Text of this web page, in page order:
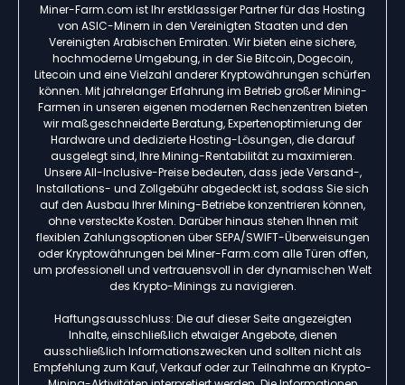
Miner-Farm.com ist Ihr erstklassiger Partner für das Hosting
von ASIC-Minern in den Vereinigten Staaten und den
Vereinigten Arabischen Emiraten. Wir bieten eine sichere,
hochmoderne Umgebung, in der Sie Bitcoin, Dogecoin,
Litecoin und eine Vielzahl anderer Kryptowährungen schürfen
können. Mit jahrelanger Erfahrung im Betrieb großer Mining-
Farmen in unseren eigenen modernen Rechenzentren bieten
wir maßgeschneiderte Beratung, Expertenoptimierung der
Hardware und dedizierte Hosting-Lösungen, die darauf
ausgelegt sind, Ihre Mining-Rentabilität zu maximieren.
Unsere All-Inclusive-Preise bedeuten, dass jede Versand-,
Installations- und Zollgebühr abgedeckt ist, sodass Sie sich
auf den Ausbau Ihrer Mining-Betriebe konzentrieren können,
ohne versteckte Kosten. Darüber hinaus stehen Ihnen mit
flexiblen Zahlungsoptionen über SEPA/SWIFT-Überweisungen
oder Kryptowährungen bei Miner-Farm.com alle Türen offen,
um professionell und vertrauensvoll in der dynamischen Welt
des Krypto-Minings zu navigieren.
Haftungsausschluss: Die auf dieser Seite angezeigten
Inhalte, einschließlich etwaiger Angebote, dienen
ausschließlich Informationszwecken und sollten nicht als
Empfehlung zum Kauf, Verkauf oder zur Teilnahme an Krypto-